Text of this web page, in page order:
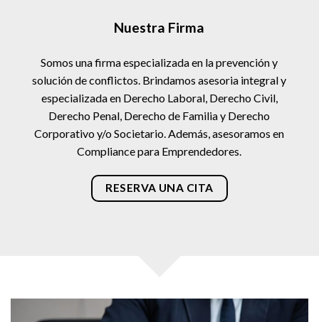
Nuestra Firma
Somos una firma especializada en la prevención y
solución de conflictos. Brindamos asesoria integral y
especializada en Derecho Laboral, Derecho Civil,
Derecho Penal, Derecho de Familia y Derecho
Corporativo y/o Societario. Además, asesoramos en
Compliance para Emprendedores.
RESERVA UNA CITA